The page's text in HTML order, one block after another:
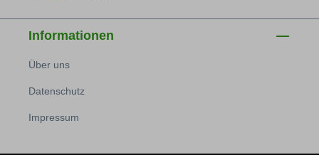
Informationen
Über uns
Datenschutz
Impressum